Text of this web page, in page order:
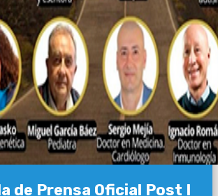
de Prensa Oficial Post I